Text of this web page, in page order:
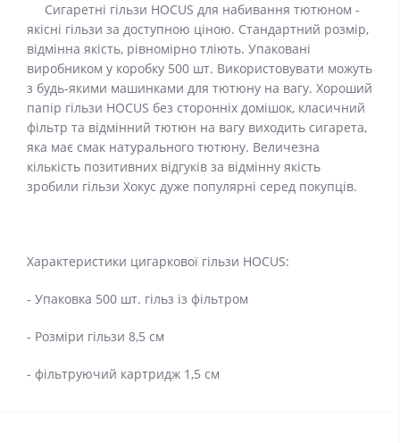
Сигаретні гільзи HOCUS для набивання тютюном -
якісні гільзи за доступною ціною. Стандартний розмір,
відмінна якість, рівномірно тліють. Упаковані
виробником у коробку 500 шт. Використовувати можуть
з будь-якими машинками для тютюну на вагу. Хороший
папір гільзи HOCUS без сторонніх домішок, класичний
фільтр та відмінний тютюн на вагу виходить сигарета,
яка має смак натурального тютюну. Величезна
кількість позитивних відгуків за відмінну якість
зробили гільзи Хокус дуже популярні серед покупців.
Характеристики цигаркової гільзи HOCUS:
- Упаковка 500 шт. гільз із фільтром
- Розміри гільзи 8,5 см
- фільтруючий картридж 1,5 см